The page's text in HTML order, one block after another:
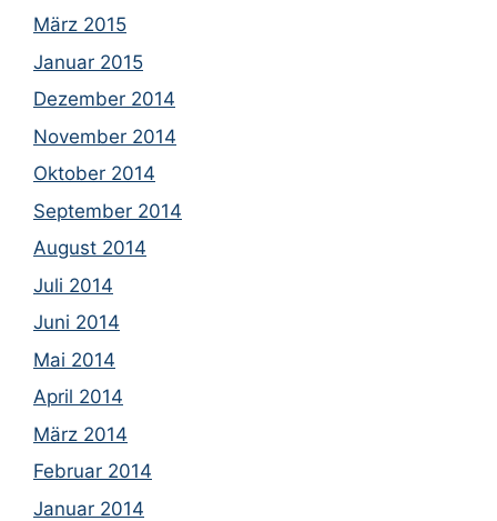
März 2015
Januar 2015
Dezember 2014
November 2014
Oktober 2014
September 2014
August 2014
Juli 2014
Juni 2014
Mai 2014
April 2014
März 2014
Februar 2014
Januar 2014